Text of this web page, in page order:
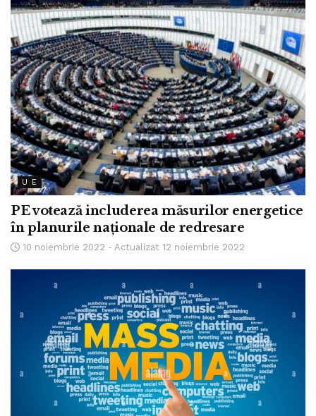
U E
PE votează includerea măsurilor energetice
în planurile naționale de redresare
10 noiembrie 2022 - Actualizat 12 noiembrie 2022